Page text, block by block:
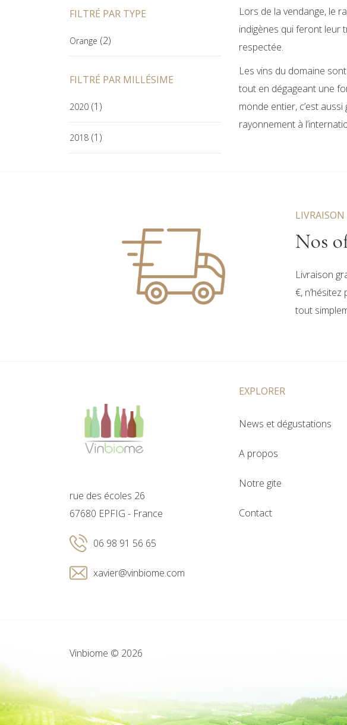
FILTRÉ PAR TYPE
Orange (2)
FILTRÉ PAR MILLÉSIME
2020 (1)
2018 (1)
Lors de la vendange, le
indigènes qui feront leur
respectée.
Les vins du domaine
tout en dégageant une
monde entier, c’est
rayonnement à
Nos
Livraison
€,
tout
rue des écoles 26
67680 EPFIG - France
06 98 91 56 65
xavier@vinbiome.com
EXPLORER
News et dégustations
A propos
Notre gite
Contact
Vinbiome © 2026